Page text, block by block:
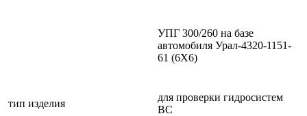
УПГ 300/260 на базе
автомобиля Урал-4320-1151-
61 (6Х6)
тип изделия
для проверки гидросистем
ВС